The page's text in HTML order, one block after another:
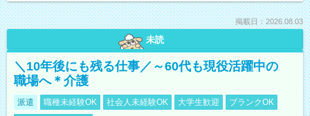
掲載日：2026.08.03
未読
＼10年後にも残る仕事／～60代も現役活躍中の
職場へ＊介護
派遣 職種未経験OK 社会人未経験OK 大学生歓迎
ブランクOK